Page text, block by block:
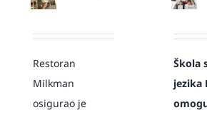
Restoran
Milkman
osigurao je
Škola
jezika